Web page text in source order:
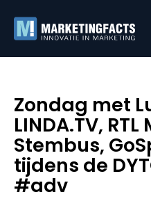
Zondag met
LINDA.TV, RTL
Stembus,
tijdens de
#adv